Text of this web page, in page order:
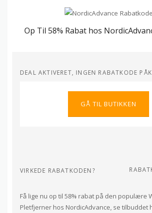
Op Til 58% Rabat hos
DEAL AKTIVERET, INGEN RABATKODE
GÅ TIL BUTIKKEN
VIRKEDE RABATKODEN?
Få lige nu op til 58% rabat på den populære
Pletfjerner hos NordicAdvance, se tilbuddet